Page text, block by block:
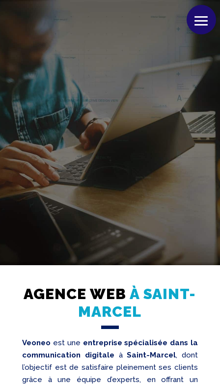
Création
Referencement
Réseaux
sociaux
Audit
AGENCE WEBÀ SAINT-
MARCEL
Veoneo est une entreprise spécialisée dans la
communication digitale àSaint-Marcel, dont
l’objectif est de satisfaire pleinement ses clients
grâce à une équipe d’experts, en offrant un